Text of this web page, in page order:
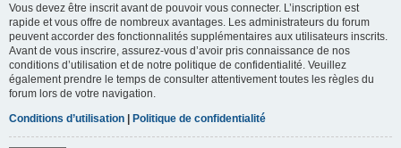
Vous devez être inscrit avant de pouvoir vous connecter. L’inscription est
rapide et vous offre de nombreux avantages. Les administrateurs du forum
peuvent accorder des fonctionnalités supplémentaires aux utilisateurs inscrits.
Avant de vous inscrire, assurez-vous d’avoir pris connaissance de nos
conditions d’utilisation et de notre politique de confidentialité. Veuillez
également prendre le temps de consulter attentivement toutes les règles du
forum lors de votre navigation.
Conditions d’utilisation | Politique de confidentialité